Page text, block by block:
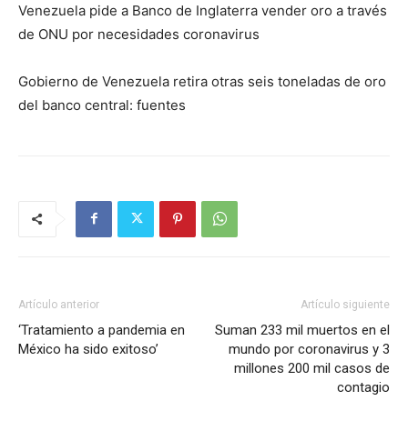
Venezuela pide a Banco de Inglaterra vender oro a través
de ONU por necesidades coronavirus
Gobierno de Venezuela retira otras seis toneladas de oro
del banco central: fuentes
Artículo anterior
‘Tratamiento a pandemia en
México ha sido exitoso’
Artículo siguiente
Suman 233 mil muertos en el
mundo por coronavirus y 3
millones 200 mil casos de
contagio